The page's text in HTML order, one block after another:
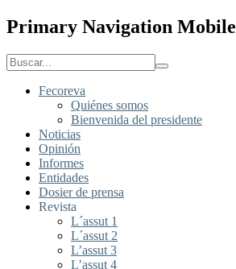
Primary Navigation Mobile
Fecoreva
Quiénes somos
Bienvenida del presidente
Noticias
Opinión
Informes
Entidades
Dosier de prensa
Revista
L´assut 1
L´assut 2
L’assut 3
L’assut 4